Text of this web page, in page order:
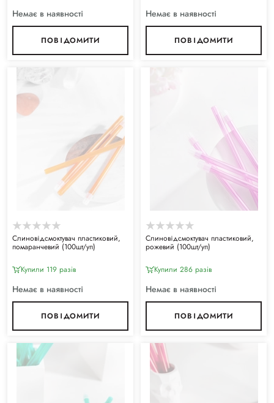
Немає в наявності
ПОВІДОМИТИ
Немає в наявності
ПОВІДОМИТИ
Слиновідсмоктувач пластиковий,
помаранчевий (100шт/уп)
Купили 119 разiв
Немає в наявності
ПОВІДОМИТИ
Слиновідсмоктувач пластиковий,
рожевий (100шт/уп)
Купили 286 разiв
Немає в наявності
ПОВІДОМИТИ